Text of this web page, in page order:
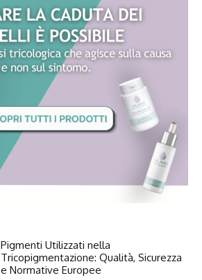
Pigmenti Utilizzati nella
Tricopigmentazione: Qualità, Sicurezza
e Normative Europee